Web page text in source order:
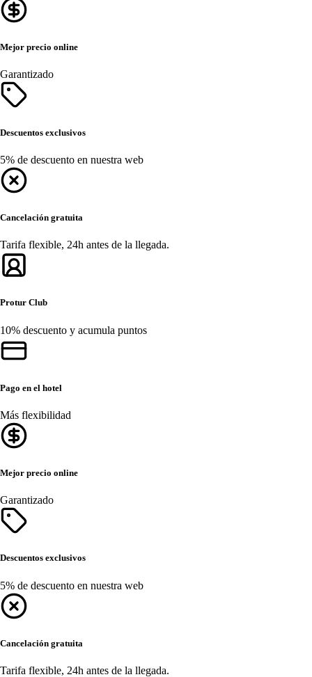
Mejor precio online
Garantizado
Descuentos exclusivos
5% de descuento en nuestra web
Cancelación gratuita
Tarifa flexible, 24h antes de la llegada.
Protur Club
10% descuento y acumula puntos
Pago en el hotel
Más flexibilidad
Mejor precio online
Garantizado
Descuentos exclusivos
5% de descuento en nuestra web
Cancelación gratuita
Tarifa flexible, 24h antes de la llegada.